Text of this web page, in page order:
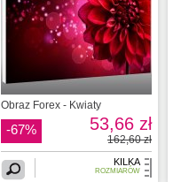
Obraz Forex - Kwiaty
-67% 53,66 zł
162,60 zł
KILKA
ROZMIARÓW